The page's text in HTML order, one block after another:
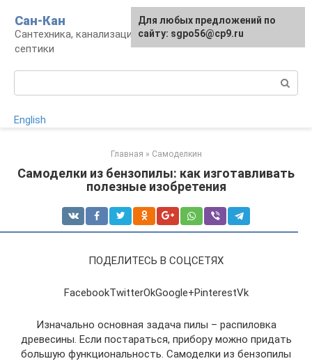
контенту
Сан-Кан
Сантехника, канализация, водопровод,
септики
English
Главная » Самоделкин
Самоделки из бензопилы: как изготавливать
полезные изобретения
ПОДЕЛИТЕСЬ В СОЦСЕТЯХ
FacebookTwitterOkGoogle+PinterestVk
Изначально основная задача пилы – распиловка
древесины. Если постараться, прибору можно придать
большую функциональность. Самоделки из бензопилы
Для любых предложений по
сайту: sgpo56@cp9.ru